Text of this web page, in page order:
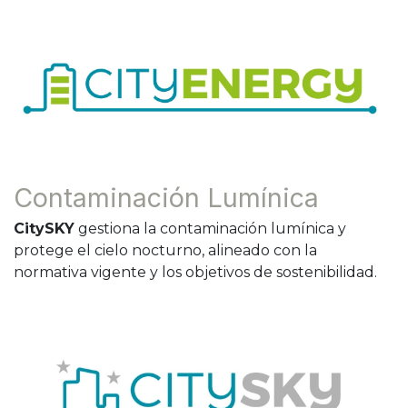
Contaminación Lumínica
CitySKY gestiona la contaminación lumínica y
protege el cielo nocturno, alineado con la
normativa vigente y los objetivos de sostenibilidad.